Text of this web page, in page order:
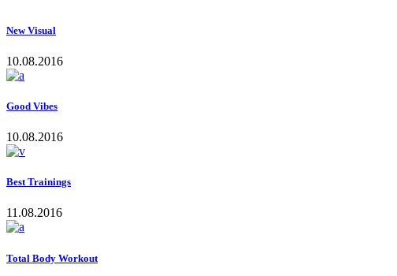
New Visual
10.08.2016
Good Vibes
10.08.2016
Best Trainings
11.08.2016
Total Body Workout